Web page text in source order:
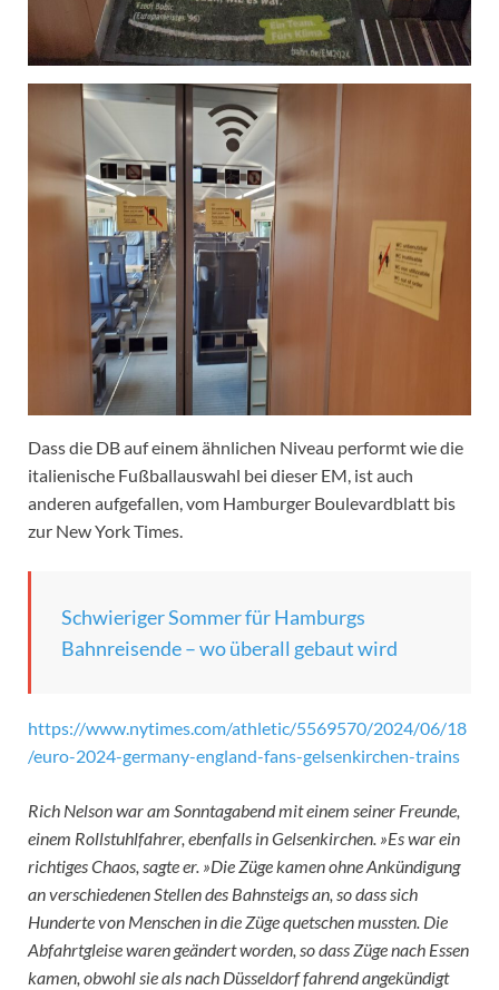
Dass die DB auf einem ähnlichen Niveau performt wie die
italienische Fußballauswahl bei dieser EM, ist auch
anderen aufgefallen, vom Hamburger Boulevardblatt bis
zur New York Times.
Schwieriger Sommer für Hamburgs
Bahnreisende – wo überall gebaut wird
https://www.nytimes.com/athletic/5569570/2024/06/18
/euro-2024-germany-england-fans-gelsenkirchen-trains
Rich Nelson war am Sonntagabend mit einem seiner Freunde,
einem Rollstuhlfahrer, ebenfalls in Gelsenkirchen. »Es war ein
richtiges Chaos, sagte er. »Die Züge kamen ohne Ankündigung
an verschiedenen Stellen des Bahnsteigs an, so dass sich
Hunderte von Menschen in die Züge quetschen mussten. Die
Abfahrtgleise waren geändert worden, so dass Züge nach Essen
kamen, obwohl sie als nach Düsseldorf fahrend angekündigt